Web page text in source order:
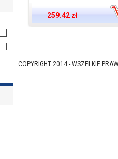
259.42 zł
COPYRIGHT 2014 - WSZELKIE